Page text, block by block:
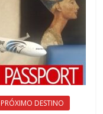
PRÓXIMO DESTINO